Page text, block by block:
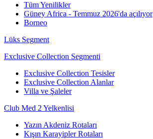
Tüm Yenilikler
Güney Africa - Temmuz 2026'da açılıyor
Borneo
Lüks Segment
Exclusive Collection Segmenti
Exclusive Collection Tesisler
Exclusive Collection Alanlar
Villa ve Şaleler
Club Med 2 Yelkenlisi
Yazın Akdeniz Rotaları
Kışın Karayipler Rotaları